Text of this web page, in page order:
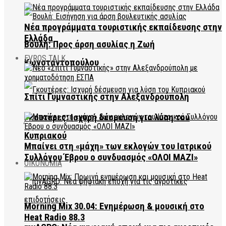
Βουλή: Προς άρση ασυλίας η Ζωή
Κωνσταντοπούλου
Γκουτέρες: Ισχυρή δέσμευση για λύση του
Κυπριακού
ΟΙΚΟΝΟΜΙΑ
Νέα προγράμματα τουριστικής εκπαίδευσης στην
Ελλάδα
EVROS TALK
Σπίτι Γυμναστικής στην Αλεξανδρούπολη
Μπαίνει στη «μάχη» των εκλογών του Ιατρικού
Συλλόγου Έβρου ο συνδυασμός «ΟΛΟΙ ΜΑΖΙ»
Morning Mix 30.04: Ενημέρωση & μουσική στο
Heat Radio 88.3